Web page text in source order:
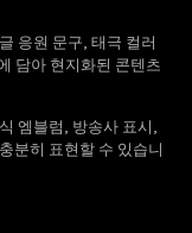
응원 문구, 태극 컬러
담아 현지화된 콘텐츠
엠블럼, 방송사 표시,
분히 표현할 수 있습니